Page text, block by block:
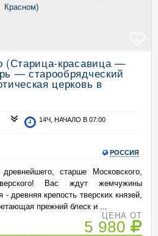
(Старица-красавица —
— старообрядческий
церковь в
14Ч, НАЧАЛО В 07:00
РОССИЯ
старше Московского,
Вас ждут жемчужины
древняя крепость тверских князей,
прежний блеск и ...
ЦЕНА ОТ
5 980